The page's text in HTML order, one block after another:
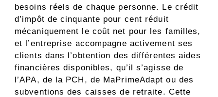
besoins réels de chaque personne. Le crédit
d’impôt de cinquante pour cent réduit
mécaniquement le coût net pour les familles,
et l’entreprise accompagne activement ses
clients dans l’obtention des différentes aides
financières disponibles, qu’il s’agisse de
l’APA, de la PCH, de MaPrimeAdapt ou des
subventions des caisses de retraite. Cette